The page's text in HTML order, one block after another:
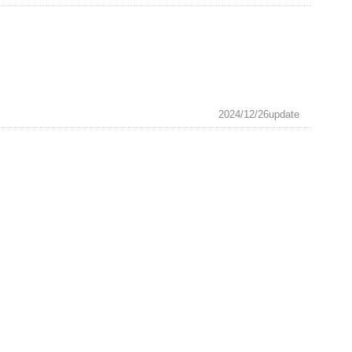
2024/12/26update